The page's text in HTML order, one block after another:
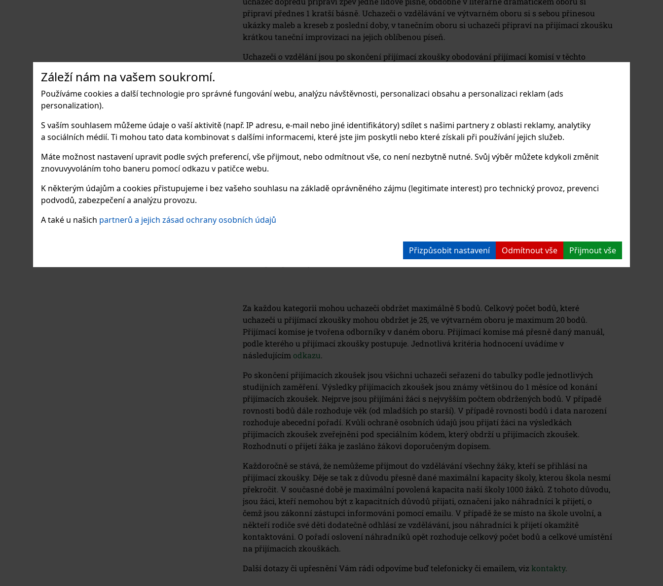
Záleží nám na vašem soukromí.
Používáme cookies a další technologie pro správné fungování webu, analýzu návštěvnosti, personalizaci obsahu a personalizaci reklam (ads
personalization).
S vaším souhlasem můžeme údaje o vaší aktivitě (např. IP adresu, e-mail nebo jiné identifikátory) sdílet s našimi partnery z oblasti reklamy, analytiky
a sociálních médií. Ti mohou tato data kombinovat s dalšími informacemi, které jste jim poskytli nebo které získali při používání jejich služeb.
Máte možnost nastavení upravit podle svých preferencí, vše přijmout, nebo odmítnout vše, co není nezbytně nutné. Svůj výběr můžete kdykoli změnit
znovuvyvoláním toho baneru pomocí odkazu v patičce webu.
K některým údajům a cookies přistupujeme i bez vašeho souhlasu na základě oprávněného zájmu (legitimate interest) pro technický provoz, prevenci
podvodů, zabezpečení a analýzu provozu.
A také u našich partnerů a jejich zásad ochrany osobních údajů
Přizpůsobit nastavení Odmítnout vše Přijmout vše
připraví přednes 1 kratší básně. Uchazeči o vzdělávání ve výtvarném oboru si s sebou přinesou
ukázky maleb a kreseb z poslední doby, v tanečním oboru si uchazeči připraví na přijímací zkoušku
krátkou taneční improvizaci na jejich oblíbenou píseň.
Uchazeči o vzdělání jsou po skončení přijímací zkoušky obodování přijímací komisí v těchto
Hudební obor
Literárně
Výtvarný obor Taneční obor
1 intonace tvořivá dramatika domácí práce flexibilita
2 sluch slovesnost kresba na zadané téma
fyzické
3 rytmus muzikalita barevná kompozice rytmus
4 paměť
improvizace
Za každou kategorii mohou uchazeči obdržet maximálně 5 bodů. Celkový počet bodů, které
uchazeči u přijímací zkoušky mohou obdržet je 25, ve výtvarném oboru je maximum 20 bodů.
Přijímací komise je tvořena odborníky v daném oboru. Přijímací komise má přesně daný manuál,
podle kterého u přijímací zkoušky postupuje. Jednotlivá kritéria hodnocení uvádíme v
následujícím odkazu.
Po skončení přijímacích zkoušek jsou všichni uchazeči seřazeni do tabulky podle jednotlivých
studijních zaměření. Výsledky přijímacích zkoušek jsou známy většinou do 1 měsíce od konání
přijímacích zkoušek. Nejprve jsou přijímáni žáci s nejvyšším počtem obdržených bodů. V případě
rovnosti bodů dále rozhoduje věk (od mladších po starší). V případě rovnosti bodů i data narození
rozhoduje abecední pořadí. Kvůli ochraně osobních údajů jsou přijatí žáci na výsledkách
přijímacích zkoušek zveřejněni pod speciálním kódem, který obdrží u přijímacích zkoušek.
Rozhodnutí o přijetí žáka je zasláno žákovi doporučeným dopisem.
Každoročně se stává, že nemůžeme přijmout do vzdělávání všechny žáky, kteří se přihlásí na
přijímací zkoušky. Děje se tak z důvodu přesně dané maximální kapacity školy, kterou škola nesmí
překročit. V současné době je maximální povolená kapacita naší školy 1000 žáků. Z tohoto důvodu,
jsou žáci, kteří nemohou být z kapacitních důvodů přijati, označeni jako náhradníci k přijetí, o
čemž jsou zákonní zástupci informováni pomocí emailu. V případě že se místo na škole uvolní, a
někteří rodiče své děti dodatečně odhlásí ze vzdělávání, jsou náhradníci k přijetí okamžitě
kontaktováni. O pořadí oslovení náhradníků opět rozhoduje celkový počet bodů a celkové umístění
na přijímacích zkouškách.
Další dotazy či upřesnění Vám rádi odpovíme buď telefonicky či emailem, vizkontakty.